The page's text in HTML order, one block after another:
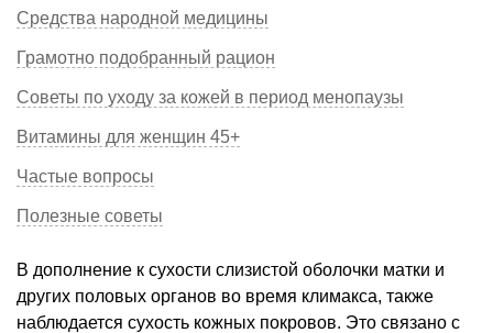
Средства народной медицины
Грамотно подобранный рацион
Советы по уходу за кожей в период менопаузы
Витамины для женщин 45+
Частые вопросы
Полезные советы
В дополнение к сухости слизистой оболочки матки и
других половых органов во время климакса, также
наблюдается сухость кожных покровов. Это связано с